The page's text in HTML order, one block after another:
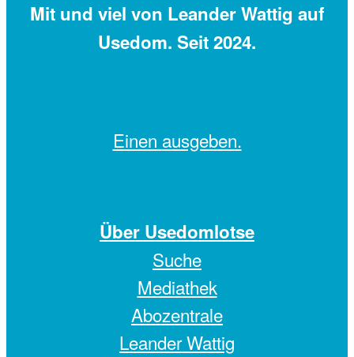
Mit und viel von Leander Wattig auf
Usedom. Seit 2024.
Einen ausgeben.
Über Usedomlotse
Suche
Mediathek
Abozentrale
Leander Wattig